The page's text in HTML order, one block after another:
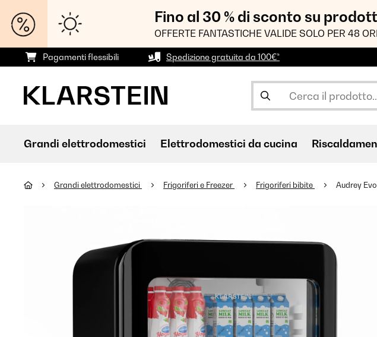
Fino al 30 % di sconto su
OFFERTE FANTASTICHE VALIDE SOLO PER 48
Pagamenti flessibili Spedizione gratuita da 100€*
Grandi elettrodomestici Elettrodomestici da cucina
Grandi elettrodomestici Frigoriferi e Freezer Frigoriferi bibite Audrey